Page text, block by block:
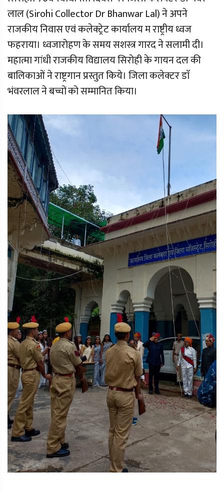
लाल (Sirohi Collector Dr Bhanwar Lal) ने अपने
राजकीय निवास एवं कलेक्ट्रेट कार्यालय म­ राष्ट्रीय ध्वज
फहराया। ध्वजारोहण के समय सशस्त्र गारद ने सलामी दी।
महात्मा गांधी राजकीय विद्यालय सिरोही के गायन दल की
बालिकाओं ने राष्ट्रगान प्रस्तुत किये। जिला कलेक्टर डाॅ
भंवरलाल ने बच्चों को सम्मानित किया।